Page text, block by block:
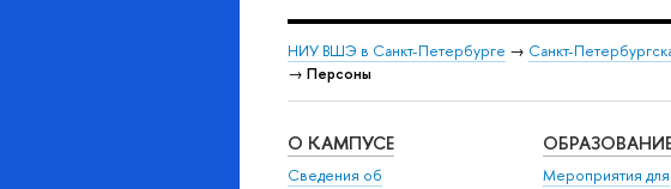
НИУ ВШЭ в Санкт-Петербурге → Санкт-
→ Персоны
О КАМПУСЕ
Сведения об
Мероприятия для